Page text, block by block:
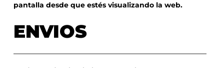
pantalla desde que estés visualizando la web.
ENVIOS